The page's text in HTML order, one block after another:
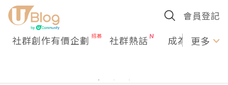
會員登記
社群創作有價企劃 社群熱話 成為U更多